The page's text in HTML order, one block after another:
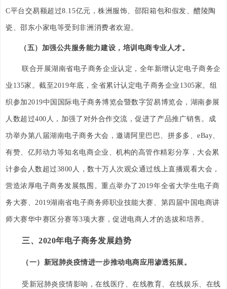
C平台交易额超过8.15亿元，株洲服饰、邵阳箱包和假发、醴陵陶
瓷、邵东小家电等受到非洲消费者欢迎。
（五）加强公共服务能力建设，培训电商专业人才。
联合开展湖南省电子商务企业认定，全年新增认定电子商务企
业135家。截至2019年底，全省累计认定电子商务企业1305家。组
织参加2019中国国际电子商务博览会暨数字贸易博览会，湖南参展
人数超过400人，加强了对外合作交流，促进了产品推广销售。成
功举办第八届湖南电子商务大会，邀请阿里巴巴、拼多多、eBay、
有赞、亿邦动力等知名电商企业、机构的高管作精彩分享，大会累
计参会人数超过3800人，数十万人次观众通过线上直播观看大会，
营造浓厚电子商务发展氛围。重点举办了2019年全省大学生电子商
务大赛、2019湖南省电子商务师职业技能大赛、第四届中国电商讲
师大赛华中赛区分赛等3项大赛，促进电商人才的选拔和培养。
三、2020年电子商务发展趋势
（一）新冠肺炎疫情进一步推动电商应用渗透拓展。
受新冠肺炎疫情影响，在线医疗、在线教育、在线娱乐、在线